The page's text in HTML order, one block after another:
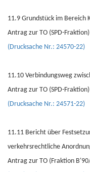
11.9 Grundstück im
Antrag zur TO (SPD-Fraktion)
(Drucksache Nr.: 24570-22)
11.10 Verbindungsweg
Antrag zur TO (SPD-Fraktion)
(Drucksache Nr.: 24571-22)
11.11 Bericht über
verkehrsrechtliche
Antrag zur TO (Fraktion